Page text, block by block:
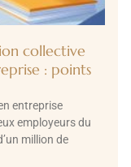
collective
: points
entreprise
employeurs du
million de